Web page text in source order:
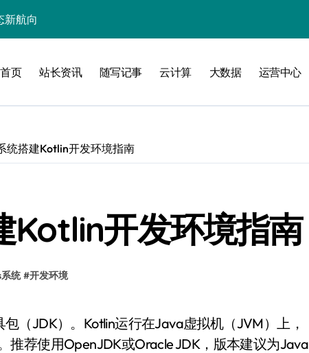
新航向
长优化升级
圈生态新蓝图
界掘金科技新蓝海
端站长新资讯
科技新策略探索
内容安全核心
首页 站长资讯 随写记事 云计算 大数据 运营中心
统搭建Kotlin开发环境指南
Kotlin开发环境指南
统 #开发环境
推荐使用OpenJDK或Oracle JDK，版本建议为Java